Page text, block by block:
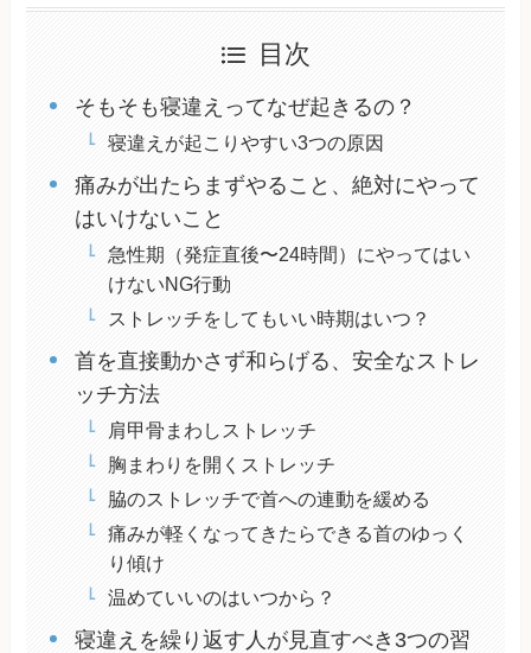
目次
そもそも寝違えってなぜ起きるの？
寝違えが起こりやすい3つの原因
痛みが出たらまずやること、絶対にやって
はいけないこと
急性期（発症直後〜24時間）にやってはい
けないNG行動
ストレッチをしてもいい時期はいつ？
首を直接動かさず和らげる、安全なストレ
ッチ方法
肩甲骨まわしストレッチ
胸まわりを開くストレッチ
脇のストレッチで首への連動を緩める
痛みが軽くなってきたらできる首のゆっく
り傾け
温めていいのはいつから？
寝違えを繰り返す人が見直すべき3つの習